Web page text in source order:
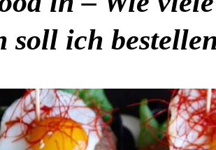
soll ich